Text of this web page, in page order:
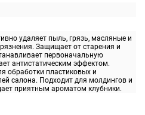
удаляет пыль, грязь, масляные и
Защищает от старения и
первоначальную
антистатическим эффектом.
обработки пластиковых и
салона. Подходит для молдингов и
приятным ароматом клубники.